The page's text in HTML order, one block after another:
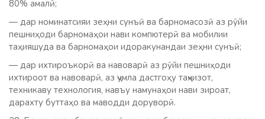
80% амалӣ;
— дар номинатсияи зеҳни сунъӣ ва барномасозӣ аз рӯйи
пешниҳоди барномаҳои нави компютерӣ ва мобилии
таҳияшуда ва барномаҳои идоракунандаи зеҳни сунъӣ;
— дар ихтироъкорӣ ва навоварӣ аз рӯйи пешниҳоди
ихтироот ва навоварӣ, аз ҷумла дастгоҳу таҷҳизот,
техникаву технология, навъу намунаҳои нави зироат,
дарахту буттаҳо ва маводди доруворӣ.